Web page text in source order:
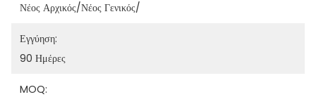
Νέος Αρχικός/νέος Γενικός/
Εγγύηση:
90 Ημέρες
MOQ: